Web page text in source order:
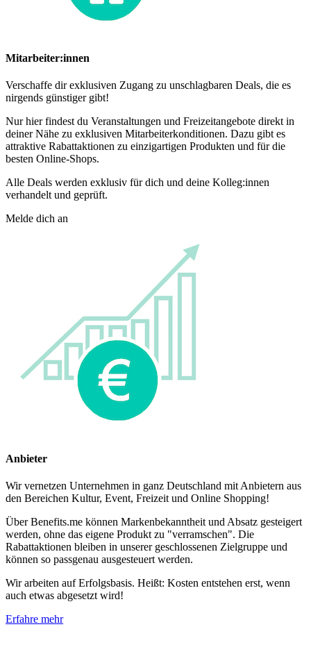
Mitarbeiter:innen
Verschaffe dir exklusiven Zugang zu unschlagbaren Deals, die es
nirgends günstiger gibt!
Nur hier findest du Veranstaltungen und Freizeitangebote direkt in
deiner Nähe zu exklusiven Mitarbeiterkonditionen. Dazu gibt es
attraktive Rabattaktionen zu einzigartigen Produkten und für die
besten Online-Shops.
Alle Deals werden exklusiv für dich und deine Kolleg:innen
verhandelt und geprüft.
Melde dich an
Anbieter
Wir vernetzen Unternehmen in ganz Deutschland mit Anbietern aus
den Bereichen Kultur, Event, Freizeit und Online Shopping!
Über Benefits.me können Markenbekanntheit und Absatz gesteigert
werden, ohne das eigene Produkt zu "verramschen". Die
Rabattaktionen bleiben in unserer geschlossenen Zielgruppe und
können so passgenau ausgesteuert werden.
Wir arbeiten auf Erfolgsbasis. Heißt: Kosten entstehen erst, wenn
auch etwas abgesetzt wird!
Erfahre mehr